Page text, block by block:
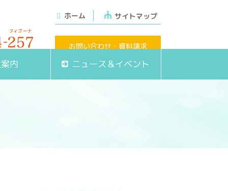
お問い合わせ・資料請求
ホーム サイトマップ
内 ニュース＆イベント